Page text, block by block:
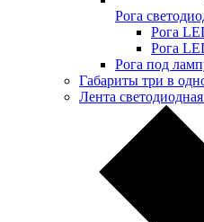
Рога
Рога
Рога
Рога под
Габариты три в
Лента